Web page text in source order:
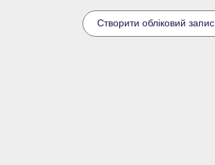
Створити обліковий запис